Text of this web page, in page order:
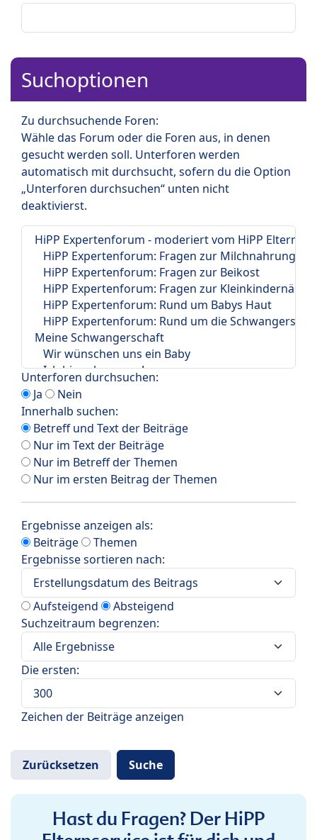
Suchoptionen
Zu durchsuchende Foren:
Wähle das Forum oder die Foren aus, in denen
gesucht werden soll. Unterforen werden
automatisch mit durchsucht, sofern du die Option
„Unterforen durchsuchen“ unten nicht
deaktivierst.
Unterforen durchsuchen:
Ja
Nein
Innerhalb suchen:
Betreff und Text der Beiträge
Nur im Text der Beiträge
Nur im Betreff der Themen
Nur im ersten Beitrag der Themen
Ergebnisse anzeigen als:
Beiträge
Themen
Ergebnisse sortieren nach:
Aufsteigend
Absteigend
Suchzeitraum begrenzen:
Die ersten:
Zeichen der Beiträge anzeigen
Hast du Fragen? Der HiPP